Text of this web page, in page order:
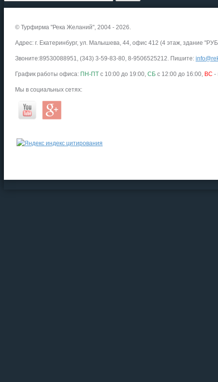
© Турфирма "Река Желаний", 2004 - 2026.
Адрес: г. Екатеринбург, ул. Малышева, 44, офис 412 (4 этаж, здание
Звоните:89530088951, (343) 3-59-83-80, 8-9506525212. Пишите:
График работы офиса: ПН-ПТ с 10:00 до 19:00, СБ с 12:00 до 16:00, ВС -
Мы в социальных сетях: